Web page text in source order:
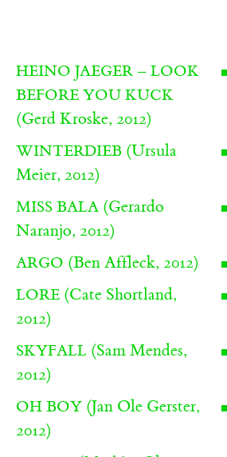
HEINO JAEGER – LOOK
BEFORE YOU KUCK
(Gerd Kroske, 2012)
WINTERDIEB (Ursula
Meier, 2012)
MISS BALA (Gerardo
Naranjo, 2012)
ARGO (Ben Affleck, 2012)
LORE (Cate Shortland,
2012)
SKYFALL (Sam Mendes,
2012)
OH BOY (Jan Ole Gerster,
2012)